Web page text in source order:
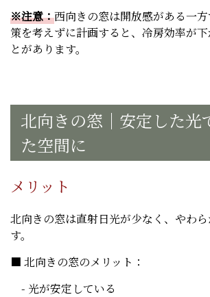
※注意：西向きの窓は開放感がある一
策を考えずに計画すると、冷房効率が
とがあります。
北向きの窓｜安定した光
た空間に
メリット
北向きの窓は直射日光が少なく、やわ
す。
■ 北向きの窓のメリット：
- 光が安定している